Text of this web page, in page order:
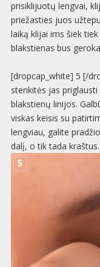
prisiklijuotų lengvai,
priežasties juos
laiką klijai ims šiek
blakstienas bus
[dropcap_white] 5 [/
stenkitės jas
blakstienų linijos.
viskas keisis su
lengviau, galite
dalį, o tik tada